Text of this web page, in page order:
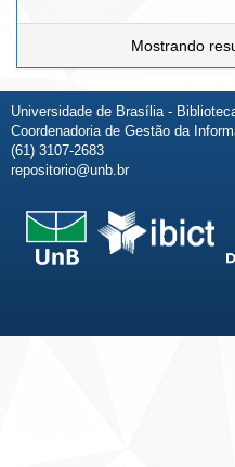
Mostrando
Universidade de Brasília -
Coordenadoria de Gestão da
(61) 3107-2683
repositorio@unb.br